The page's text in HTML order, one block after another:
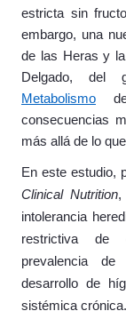
estricta sin
embargo, una
de las Heras y
Delgado,
Metabolismo de
consecuencias
más allá de lo
En este estudio,
Clinical Nutrition,
intolerancia
restrictiva de
prevalencia de
desarrollo de
sistémica crónica.